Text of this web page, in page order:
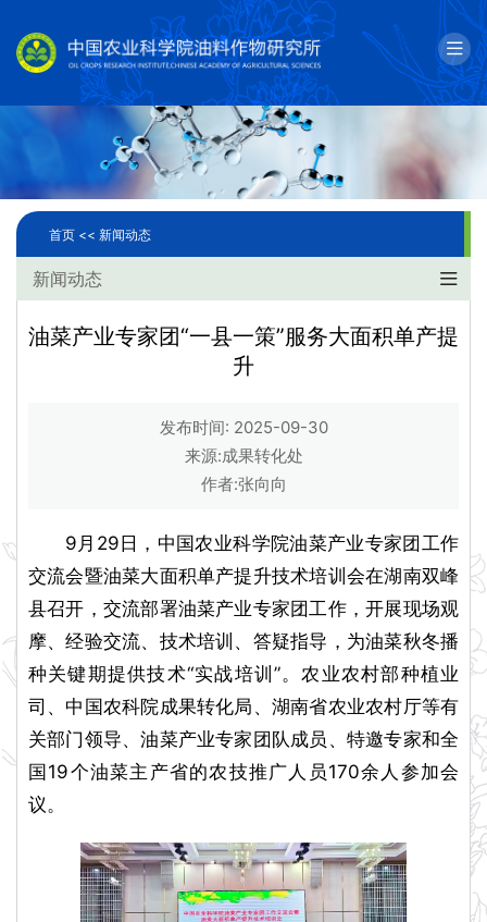
English 邮箱
科学研究
人才队伍
首页 << 新闻动态
新闻动态
油菜产业专家团“一县一策”服务大面积单产提
升
发布时间: 2025-09-30
来源:成果转化处
作者:张向向
9月29日，中国农业科学院油菜产业专家团工作
交流会暨油菜大面积单产提升技术培训会在湖南双峰
县召开，交流部署油菜产业专家团工作，开展现场观
摩、经验交流、技术培训、答疑指导，为油菜秋冬播
种关键期提供技术“实战培训”。农业农村部种植业
司、中国农科院成果转化局、湖南省农业农村厅等有
关部门领导、油菜产业专家团队成员、特邀专家和全
国19个油菜主产省的农技推广人员170余人参加会
议。